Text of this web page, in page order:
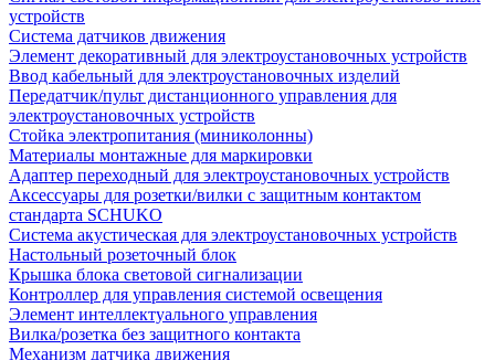
устройств
Система датчиков движения
Элемент декоративный для электроустановочных устройств
Ввод кабельный для электроустановочных изделий
Передатчик/пульт дистанционного управления для
электроустановочных устройств
Стойка электропитания (миниколонны)
Материалы монтажные для маркировки
Адаптер переходный для электроустановочных устройств
Аксессуары для розетки/вилки с защитным контактом
стандарта SCHUKO
Система акустическая для электроустановочных устройств
Настольный розеточный блок
Крышка блока световой сигнализации
Контроллер для управления системой освещения
Элемент интеллектуального управления
Вилка/розетка без защитного контакта
Механизм датчика движения